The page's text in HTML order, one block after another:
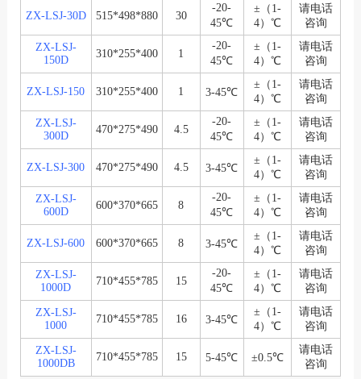
ZX-LSJ-30D 515*498*880 30
-20-
45℃
±（1-
4）℃
请电话
咨询
ZX-LSJ-
150D
310*255*400 1
-20-
45℃
±（1-
4）℃
请电话
咨询
ZX-LSJ-150 310*255*400 1 3-45℃
±（1-
4）℃
请电话
咨询
ZX-LSJ-
300D
470*275*490 4.5
-20-
45℃
±（1-
4）℃
请电话
咨询
ZX-LSJ-300 470*275*490 4.5 3-45℃
±（1-
4）℃
请电话
咨询
ZX-LSJ-
600D
600*370*665 8
-20-
45℃
±（1-
4）℃
请电话
咨询
ZX-LSJ-600 600*370*665 8 3-45℃
±（1-
4）℃
请电话
咨询
ZX-LSJ-
1000D
710*455*785 15
-20-
45℃
±（1-
4）℃
请电话
咨询
ZX-LSJ-
1000
710*455*785 16 3-45℃
±（1-
4）℃
请电话
咨询
ZX-LSJ-
1000DB
710*455*785 15 5-45℃ ±0.5℃
请电话
咨询